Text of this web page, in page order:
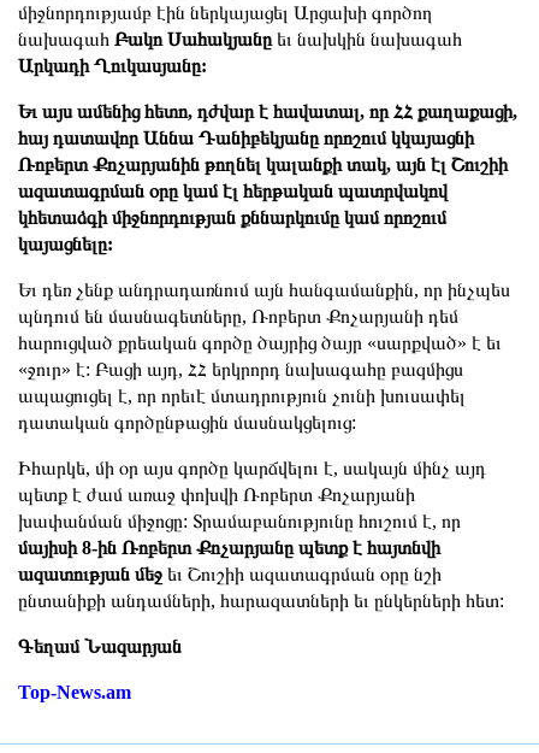
միջնորդությամբ էին ներկայացել Արցախի գործող
նախագահ Բակո Սահակյանը եւ նախկին նախագահ
Արկադի Ղուկասյանը:
Եւ այս ամենից հետո, դժվար է հավատալ, որ ՀՀ քաղաքացի,
հայ դատավոր Աննա Դանիբեկյանը որոշում կկայացնի
Ռոբերտ Քոչարյանին թողնել կալանքի տակ, այն էլ Շուշիի
ազատագրման օրը կամ էլ հերթական պատրվակով
կհետաձգի միջնորդության քննարկումը կամ որոշում
կայացնելը:
Եւ դեռ չենք անդրադառնում այն հանգամանքին, որ ինչպես
պնդում են մասնագետները, Ռոբերտ Քոչարյանի դեմ
հարուցված քրեական գործը ծայրից ծայր «սարքված» է եւ
«ջուր» է: Բացի այդ, ՀՀ երկրորդ նախագահը բազմիցս
ապացուցել է, որ որեւէ մտադրություն չունի խուսափել
դատական գործընթացին մասնակցելուց:
Իհարկե, մի օր այս գործը կարճվելու է, սակայն մինչ այդ
պետք է ժամ առաջ փոխվի Ռոբերտ Քոչարյանի
խափանման միջոցը: Տրամաբանությունը հուշում է, որ
մայիսի 8-ին Ռոբերտ Քոչարյանը պետք է հայտնվի
ազատության մեջ եւ Շուշիի ազատագրման օրը նշի
ընտանիքի անդամների, հարազատների եւ ընկերների հետ:
Գեղամ Նազարյան
Top-News.am